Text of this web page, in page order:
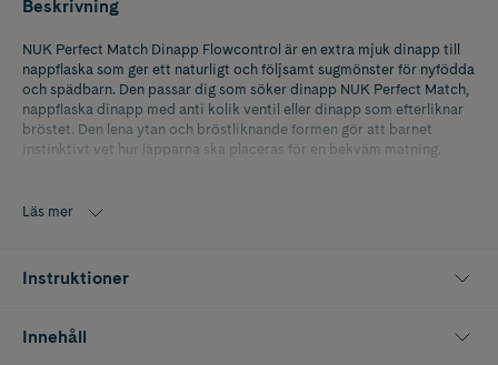
Beskrivning
NUK Perfect Match Dinapp Flowcontrol är en extra mjuk dinapp till
nappflaska som ger ett naturligt och följsamt sugmönster för nyfödda
och spädbarn. Den passar dig som söker dinapp NUK Perfect Match,
nappflaska dinapp med anti kolik ventil eller dinapp som efterliknar
bröstet. Den lena ytan och bröstliknande formen gör att barnet
instinktivt vet hur läpparna ska placeras för en bekväm matning.
ger ett naturligt grepp och en avslappnad matstund. Dinappen har ett
matningen och passar växande behov.
med dinappen, vilket lämnar huden runt munnen fri och bidrar till god
Läs mer
Instruktioner
Innehåll